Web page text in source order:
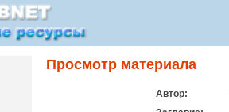
Просмотр материала
Автор: